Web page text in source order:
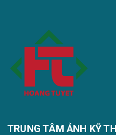
TRUNG TÂM ẢNH KỸ